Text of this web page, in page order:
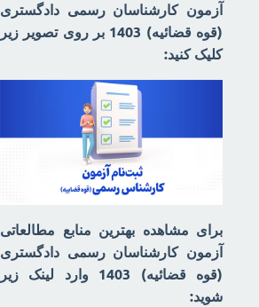
آزمون کارشناسان رسمی دادگستری
(قوه قضائیه) 1403 بر روی تصویر زیر
کلیک کنید:
برای مشاهده بهترین منابع مطالعاتی
آزمون کارشناسان رسمی دادگستری
(قوه قضائیه) 1403 وارد لینک زیر
شوید: